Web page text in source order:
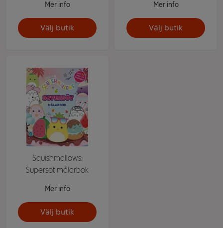
Mer info
Välj butik
Mer info
Välj butik
Squishmallows:
Supersöt målarbok
Mer info
Välj butik